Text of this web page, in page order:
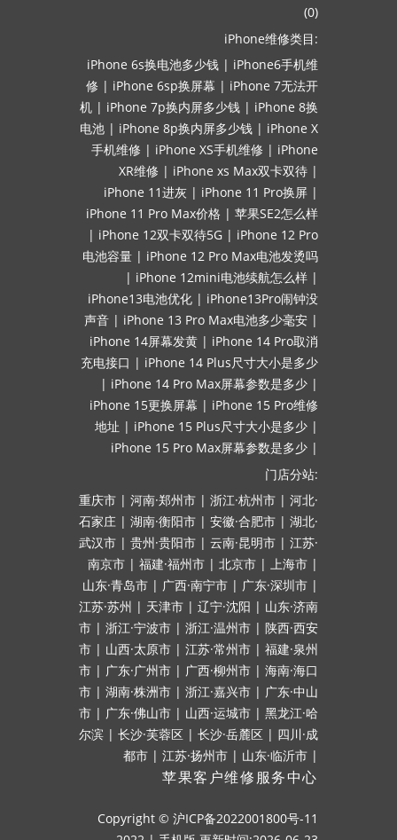
(0)
iPhone维修类目:
iPhone 6s换电池多少钱 | iPhone6手机维
修 | iPhone 6sp换屏幕 | iPhone 7无法开
机 | iPhone 7p换内屏多少钱 | iPhone 8换
电池 | iPhone 8p换内屏多少钱 | iPhone X
手机维修 | iPhone XS手机维修 | iPhone
XR维修 | iPhone xs Max双卡双待 |
iPhone 11进灰 | iPhone 11 Pro换屏 |
iPhone 11 Pro Max价格 | 苹果SE2怎么样
| iPhone 12双卡双待5G | iPhone 12 Pro
电池容量 | iPhone 12 Pro Max电池发烫吗
| iPhone 12mini电池续航怎么样 |
iPhone13电池优化 | iPhone13Pro闹钟没
声音 | iPhone 13 Pro Max电池多少毫安 |
iPhone 14屏幕发黄 | iPhone 14 Pro取消
充电接口 | iPhone 14 Plus尺寸大小是多少
| iPhone 14 Pro Max屏幕参数是多少 |
iPhone 15更换屏幕 | iPhone 15 Pro维修
地址 | iPhone 15 Plus尺寸大小是多少 |
iPhone 15 Pro Max屏幕参数是多少 |
门店分站:
重庆市 | 河南·郑州市 | 浙江·杭州市 | 河北·
石家庄 | 湖南·衡阳市 | 安徽·合肥市 | 湖北·
武汉市 | 贵州·贵阳市 | 云南·昆明市 | 江苏·
南京市 | 福建·福州市 | 北京市 | 上海市 |
山东·青岛市 | 广西·南宁市 | 广东·深圳市 |
江苏·苏州 | 天津市 | 辽宁·沈阳 | 山东·济南
市 | 浙江·宁波市 | 浙江·温州市 | 陕西·西安
市 | 山西·太原市 | 江苏·常州市 | 福建·泉州
市 | 广东·广州市 | 广西·柳州市 | 海南·海口
市 | 湖南·株洲市 | 浙江·嘉兴市 | 广东·中山
市 | 广东·佛山市 | 山西·运城市 | 黑龙江·哈
尔滨 | 长沙·芙蓉区 | 长沙·岳麓区 | 四川·成
都市 | 江苏·扬州市 | 山东·临沂市 |
苹果客户维修服务中心
Copyright © 沪ICP备2022001800号-11